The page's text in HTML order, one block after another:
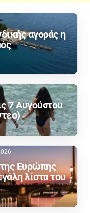
αγοράς η
7 Αυγούστου
Ευρώπης
λίστα του